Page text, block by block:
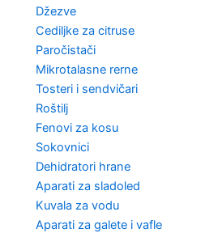
Džezve
Cediljke za citruse
Paročistači
Mikrotalasne rerne
Tosteri i sendvičari
Roštilj
Fenovi za kosu
Sokovnici
Dehidratori hrane
Aparati za sladoled
Kuvala za vodu
Aparati za galete i vafle